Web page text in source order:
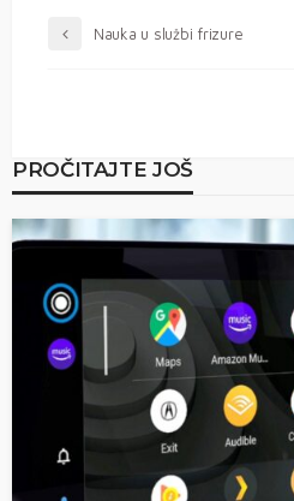
Nauka u službi frizure
PROČITAJTE JOŠ